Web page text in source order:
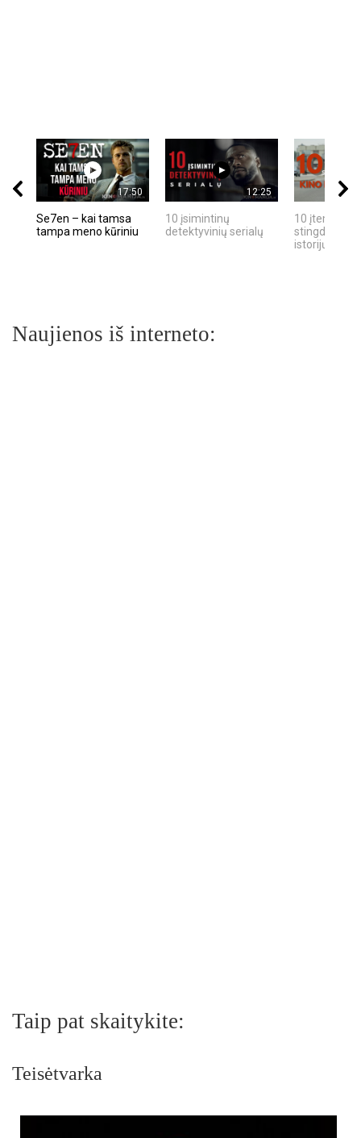
17:50
Se7en – kai tamsa
tampa meno kūriniu
12:25
10 įsimintinų
detektyvinių serialų
10 įtemptų,
stingdančių
istorijų
Naujienos iš interneto:
Taip pat skaitykite:
Teisėtvarka